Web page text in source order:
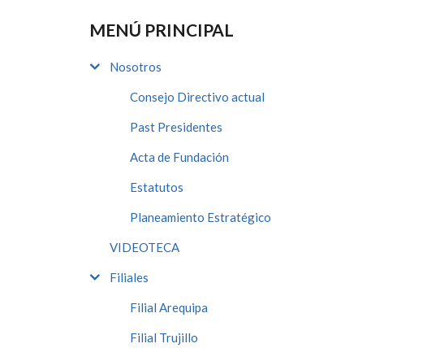
MENÚ PRINCIPAL
Nosotros
Consejo Directivo actual
Past Presidentes
Acta de Fundación
Estatutos
Planeamiento Estratégico
VIDEOTECA
Filiales
Filial Arequipa
Filial Trujillo